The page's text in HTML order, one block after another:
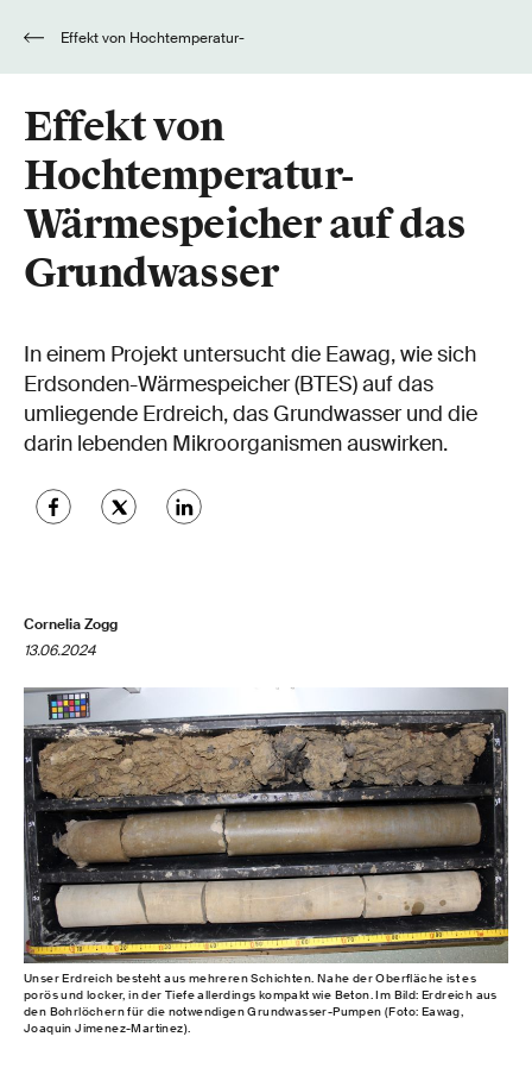
Effekt von
Hochtemperatur-
Wärmespeicher auf das
Grundwasser
In einem Projekt untersucht die Eawag, wie sich
Erdsonden-Wärmespeicher (BTES) auf das
umliegende Erdreich, das Grundwasser und die
darin lebenden Mikroorganismen auswirken.
Cornelia Zogg
13.06.2024
Unser Erdreich besteht aus mehreren Schichten. Nahe der Oberfläche ist es
porös und locker, in der Tiefe allerdings kompakt wie Beton. Im Bild: Erdreich aus
den Bohrlöchern für die notwendigen Grundwasser-Pumpen (Foto: Eawag,
Joaquin Jimenez-Martinez).